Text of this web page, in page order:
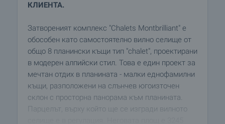
КЛИЕНТА.
Затвореният комплекс "Chalets Montbrilliant" е
обособен като самостоятелно вилно селище от
общо 8 планински къщи тип "chalet", проектирани
в модерен алпийски стил. Това е един проект за
мечтан отдих в планината - малки еднофамилни
къщи, разположени на слънчев югоизточен
склон с просторна панорама към планината.
Парцелът, върху който ще се изгради вилното